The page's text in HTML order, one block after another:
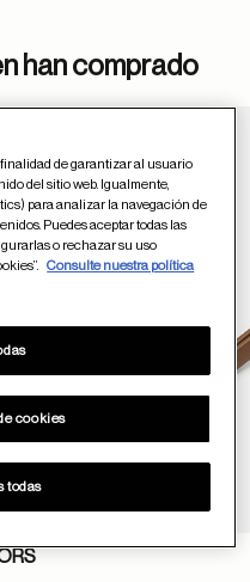
ayuda
han comprado
Guardar en
de garantizar al usuario
del sitio web. Igualmente,
para analizar la navegación de
Puedes aceptar todas las
o rechazar su uso
Consulte nuestra política
cookies
todas